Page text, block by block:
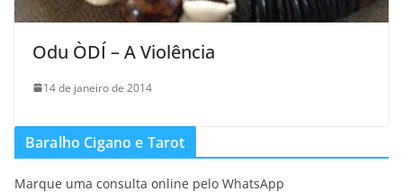
Odu ÒDÍ – A Violência
14 de janeiro de 2014
Baralho Cigano e Tarot
Marque uma consulta online pelo WhatsApp